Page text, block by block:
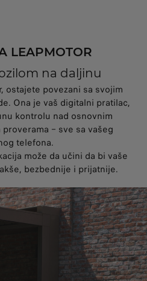
LEAPMOTOR
na daljinu
ostajete povezani sa svojim
Ona je vaš digitalni pratilac,
kontrolu nad osnovnim
– sve sa vašeg
telefona.
može da učini da bi vaše
bezbednije i prijatnije.